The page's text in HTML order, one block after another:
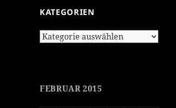
KATEGORIEN
Kategorien
FEBRUAR 2015